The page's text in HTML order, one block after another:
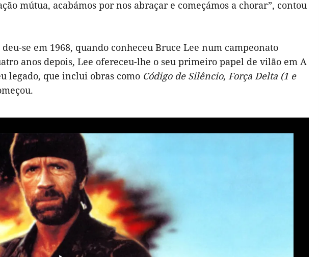
mútua, acabámos por nos abraçar e começámos a chorar”, contou
se em 1968, quando conheceu Bruce Lee num campeonato
anos depois, Lee ofereceu-lhe o seu primeiro papel de vilão em A
legado, que inclui obras como Código de Silêncio, Força Delta (1 e